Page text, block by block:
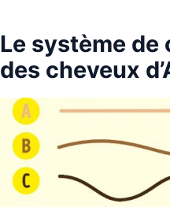
Le système
des cheveux